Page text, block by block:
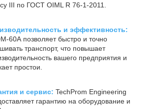
III по ГОСТ OIML R 76-1-2011.
и эффективность:
60А позволяет быстро и точно
транспорт, что повышает
вашего предприятия и
простои.
и сервис: TechProm Engineering
гарантию на оборудование и